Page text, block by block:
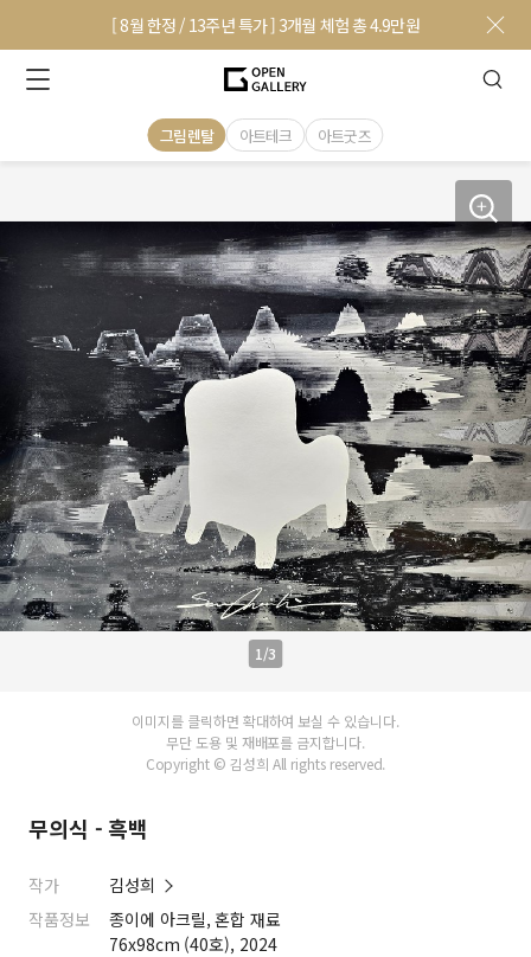
[ 8월 한정 / 13주년 특가 ] 3개월 체험 총 4.9만원
그림렌탈 아트테크 아트굿즈
1/3
이미지를 클릭하면 확대하여 보실 수 있습니다.
무단 도용 및 재배포를 금지합니다.
Copyright © 김성희 All rights reserved.
무의식 - 흑백
작가
김성희
작품정보
종이에 아크릴, 혼합 재료
76x98cm (40호), 2024